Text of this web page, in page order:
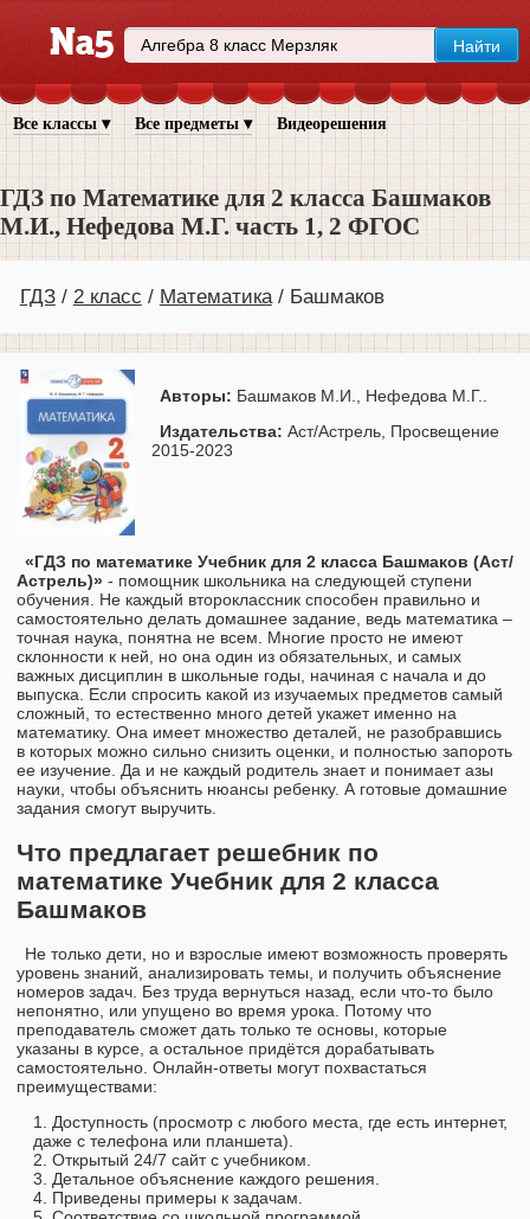
Все классы ▾ Все предметы ▾ Видеорешения
ГДЗ по Математике для 2 класса Башмаков
М.И., Нефедова М.Г. часть 1, 2 ФГОС
ГДЗ 2 класс Математика Башмаков
Авторы: Башмаков М.И., Нефедова М.Г..
Издательства: Аст/Астрель, Просвещение
2015-2023
«ГДЗ по математике Учебник для 2 класса Башмаков (Аст/
Астрель)» - помощник школьника на следующей ступени
обучения. Не каждый второклассник способен правильно и
самостоятельно делать домашнее задание, ведь математика –
точная наука, понятна не всем. Многие просто не имеют
склонности к ней, но она один из обязательных, и самых
важных дисциплин в школьные годы, начиная с начала и до
выпуска. Если спросить какой из изучаемых предметов самый
сложный, то естественно много детей укажет именно на
математику. Она имеет множество деталей, не разобравшись
в которых можно сильно снизить оценки, и полностью запороть
ее изучение. Да и не каждый родитель знает и понимает азы
науки, чтобы объяснить нюансы ребенку. А готовые домашние
задания смогут выручить.
Что предлагает решебник по
математике Учебник для 2 класса
Башмаков
Не только дети, но и взрослые имеют возможность проверять
уровень знаний, анализировать темы, и получить объяснение
номеров задач. Без труда вернуться назад, если что-то было
непонятно, или упущено во время урока. Потому что
преподаватель сможет дать только те основы, которые
указаны в курсе, а остальное придётся дорабатывать
самостоятельно. Онлайн-ответы могут похвастаться
преимуществами:
Доступность (просмотр с любого места, где есть интернет,
даже с телефона или планшета).
Открытый 24/7 сайт с учебником.
Детальное объяснение каждого решения.
Приведены примеры к задачам.